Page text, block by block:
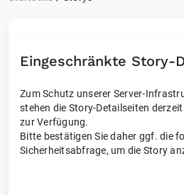
Eingeschränkte Story-
Zum Schutz unserer Server-
stehen die Story-Detailseiten
zur Verfügung.
Bitte bestätigen Sie daher ggf. die
Sicherheitsabfrage, um die Story